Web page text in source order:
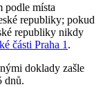
podle místa
republiky; pokud
republiky nikdy
části Praha 1 .
doklady zašle
dnů.